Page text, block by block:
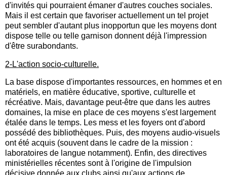
d'invités qui pourraient émaner d'autres couches sociales.
Mais il est certain que favoriser actuellement un tel projet
peut sembler d'autant plus inopportun que les moyens dont
dispose telle ou telle garnison donnent déjà l'impression
d'être surabondants.
2-L'action socio-culturelle.
La base dispose d'importantes ressources, en hommes et en
matériels, en matière éducative, sportive, culturelle et
récréative. Mais, davantage peut-être que dans les autres
domaines, la mise en place de ces moyens s'est largement
étalée dans le temps. Les mess et les foyers ont d'abord
possédé des bibliothèques. Puis, des moyens audio-visuels
ont été acquis (souvent dans le cadre de la mission :
laboratoires de langue notamment). Enfin, des directives
ministérielles récentes sont à l'origine de l'impulsion